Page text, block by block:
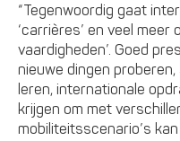
“Tegenwoordig gaat
‘carrières’ en veel meer
vaardigheden’. Goed
nieuwe dingen
leren, internationale
krijgen om met
mobiliteitsscenario’s